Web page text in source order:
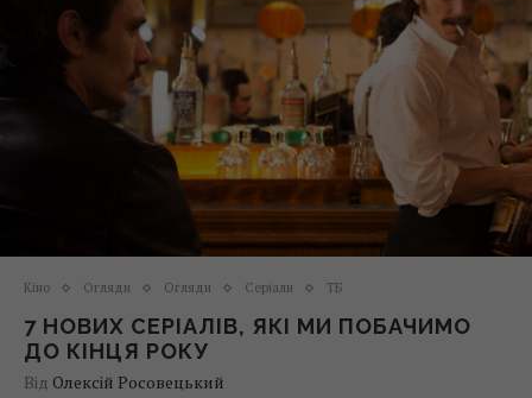
Кіно Огляди Огляди Серіали ТБ
7 НОВИХ СЕРІАЛІВ, ЯКІ МИ ПОБАЧИМО
ДО КІНЦЯ РОКУ
Від Олексій Росовецький